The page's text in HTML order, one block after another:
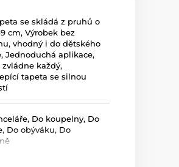
se skládá z pruhů o
cm,Výrobek bez
vhodný i do dětského
,Jednoduchá aplikace,
zvládne každý,
tapeta se silnou
, Do koupelny, Do
, Do obýváku, Do